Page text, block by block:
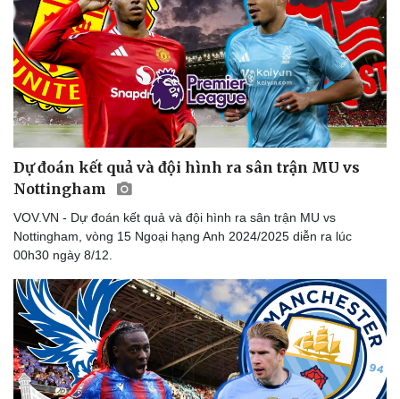
Âm nhạc
Di sản
Sao Việt
Dự đoán kết quả và đội hình ra sân trận MU vs
Nottingham
VOV.VN - Dự đoán kết quả và đội hình ra sân trận MU vs
Nottingham, vòng 15 Ngoại hạng Anh 2024/2025 diễn ra lúc
00h30 ngày 8/12.